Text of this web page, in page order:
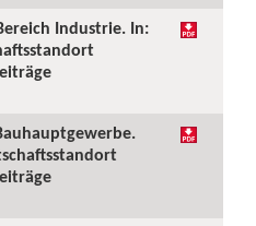
Industrie. In: